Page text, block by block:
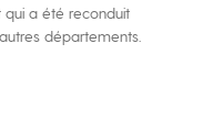
a été reconduit
départements.